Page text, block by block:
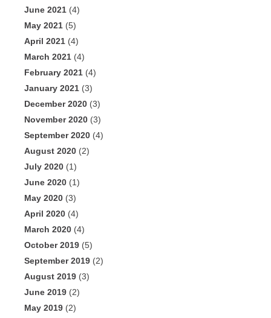
June 2021 (4)
May 2021 (5)
April 2021 (4)
March 2021 (4)
February 2021 (4)
January 2021 (3)
December 2020 (3)
November 2020 (3)
September 2020 (4)
August 2020 (2)
July 2020 (1)
June 2020 (1)
May 2020 (3)
April 2020 (4)
March 2020 (4)
October 2019 (5)
September 2019 (2)
August 2019 (3)
June 2019 (2)
May 2019 (2)